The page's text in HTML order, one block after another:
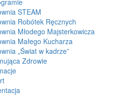
STEAM
Robótek Ręcznych
Młodego Majsterkowicza
Małego Kucharza
„Świat w kadrze”
Zdrowie